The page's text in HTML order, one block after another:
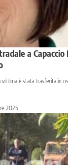
a
vittima è stata trasferita in
2025